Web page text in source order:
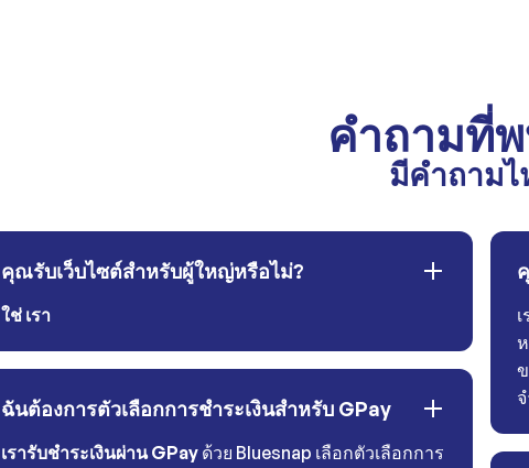
คำถามที่
มีคำถามไ
คุณรับเว็บไซต์สำหรับผู้ใหญ่หรือไม่?
ใช่ เรา
ฉันต้องการตัวเลือกการชำระเงินสำหรับ GPay
เรารับชำระเงินผ่าน GPay ด้วย Bluesnap เลือกตัวเลือกการ